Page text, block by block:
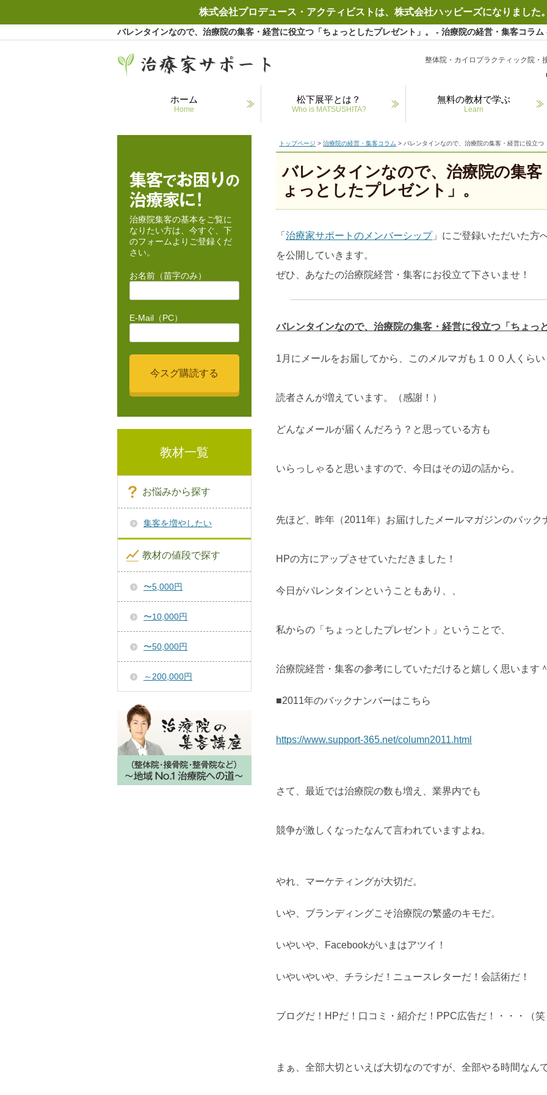
バレンタインなので、治療院の集客・経営に役立つ「ちょっとしたプレゼント」。 - 治療院の経営・集客コラム
整体院・カイロプラクティック院・
ホーム
Home
松下展平とは？
Who is MATSUSHITA?
無料の教材で学ぶ
Learn
トップページ >治療院の経営・集客コラム > バレンタインなので、治療院の集客・経営に役立つ
バレンタインなので、治療院の集客
ょっとしたプレゼント」。
「治療家サポートのメンバーシップ」にご登録いただいた方
を公開していきます。
ぜひ、あなたの治療院経営・集客にお役立て下さいませ！
バレンタインなので、治療院の集客・経営に役立つ「ちょっ
1月にメールをお届してから、このメルマガも１００人くらい
読者さんが増えています。（感謝！）
どんなメールが届くんだろう？と思っている方も
いらっしゃると思いますので、今日はその辺の話から。
先ほど、昨年（2011年）お届けしたメールマガジンのバック
HPの方にアップさせていただきました！
今日がバレンタインということもあり、、
私からの「ちょっとしたプレゼント」ということで、
治療院経営・集客の参考にしていただけると嬉しく思います
■2011年のバックナンバーはこちら
https://www.support-365.net/column2011.html
さて、最近では治療院の数も増え、業界内でも
競争が激しくなったなんて言われていますよね。
やれ、マーケティングが大切だ。
いや、ブランディングこそ治療院の繁盛のキモだ。
いやいや、Facebookがいまはアツイ！
いやいやいや、チラシだ！ニュースレターだ！会話術だ！
ブログだ！HPだ！口コミ・紹介だ！PPC広告だ！・・・（笑
まぁ、全部大切といえば大切なのですが、全部やる時間なん
治療院集客の基本をご覧に
なりたい方は、今すぐ、下
のフォームよりご登録くだ
さい。
お名前（苗字のみ）
E-Mail（PC）
教材一覧
お悩みから探す
集客を増やしたい
教材の値段で探す
〜5,000円
〜10,000円
〜50,000円
～200,000円
株式会社プロデュース・アクティビストは、株式会社ハッピーズになりました